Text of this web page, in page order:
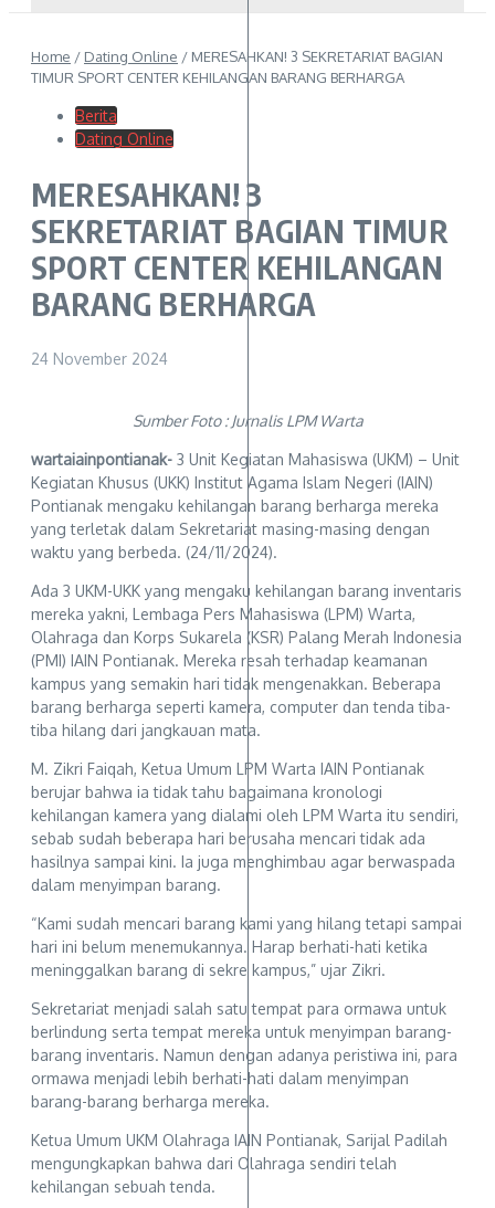
Home / Dating Online / MERESAHKAN! 3 SEKRETARIAT BAGIAN
TIMUR SPORT CENTER KEHILANGAN BARANG BERHARGA
Berita
Dating Online
MERESAHKAN! 3
SEKRETARIAT BAGIAN TIMUR
SPORT CENTER KEHILANGAN
BARANG BERHARGA
24 November 2024
Sumber Foto : Jurnalis LPM Warta
wartaiainpontianak- 3 Unit Kegiatan Mahasiswa (UKM) – Unit
Kegiatan Khusus (UKK) Institut Agama Islam Negeri (IAIN)
Pontianak mengaku kehilangan barang berharga mereka
yang terletak dalam Sekretariat masing-masing dengan
waktu yang berbeda. (24/11/2024).
Ada 3 UKM-UKK yang mengaku kehilangan barang inventaris
mereka yakni, Lembaga Pers Mahasiswa (LPM) Warta,
Olahraga dan Korps Sukarela (KSR) Palang Merah Indonesia
(PMI) IAIN Pontianak. Mereka resah terhadap keamanan
kampus yang semakin hari tidak mengenakkan. Beberapa
barang berharga seperti kamera, computer dan tenda tiba-
tiba hilang dari jangkauan mata.
M. Zikri Faiqah, Ketua Umum LPM Warta IAIN Pontianak
berujar bahwa ia tidak tahu bagaimana kronologi
kehilangan kamera yang dialami oleh LPM Warta itu sendiri,
sebab sudah beberapa hari berusaha mencari tidak ada
hasilnya sampai kini. Ia juga menghimbau agar berwaspada
dalam menyimpan barang.
“Kami sudah mencari barang kami yang hilang tetapi sampai
hari ini belum menemukannya. Harap berhati-hati ketika
meninggalkan barang di sekre kampus,” ujar Zikri.
Sekretariat menjadi salah satu tempat para ormawa untuk
berlindung serta tempat mereka untuk menyimpan barang-
barang inventaris. Namun dengan adanya peristiwa ini, para
ormawa menjadi lebih berhati-hati dalam menyimpan
barang-barang berharga mereka.
Ketua Umum UKM Olahraga IAIN Pontianak, Sarijal Padilah
mengungkapkan bahwa dari Olahraga sendiri telah
kehilangan sebuah tenda.